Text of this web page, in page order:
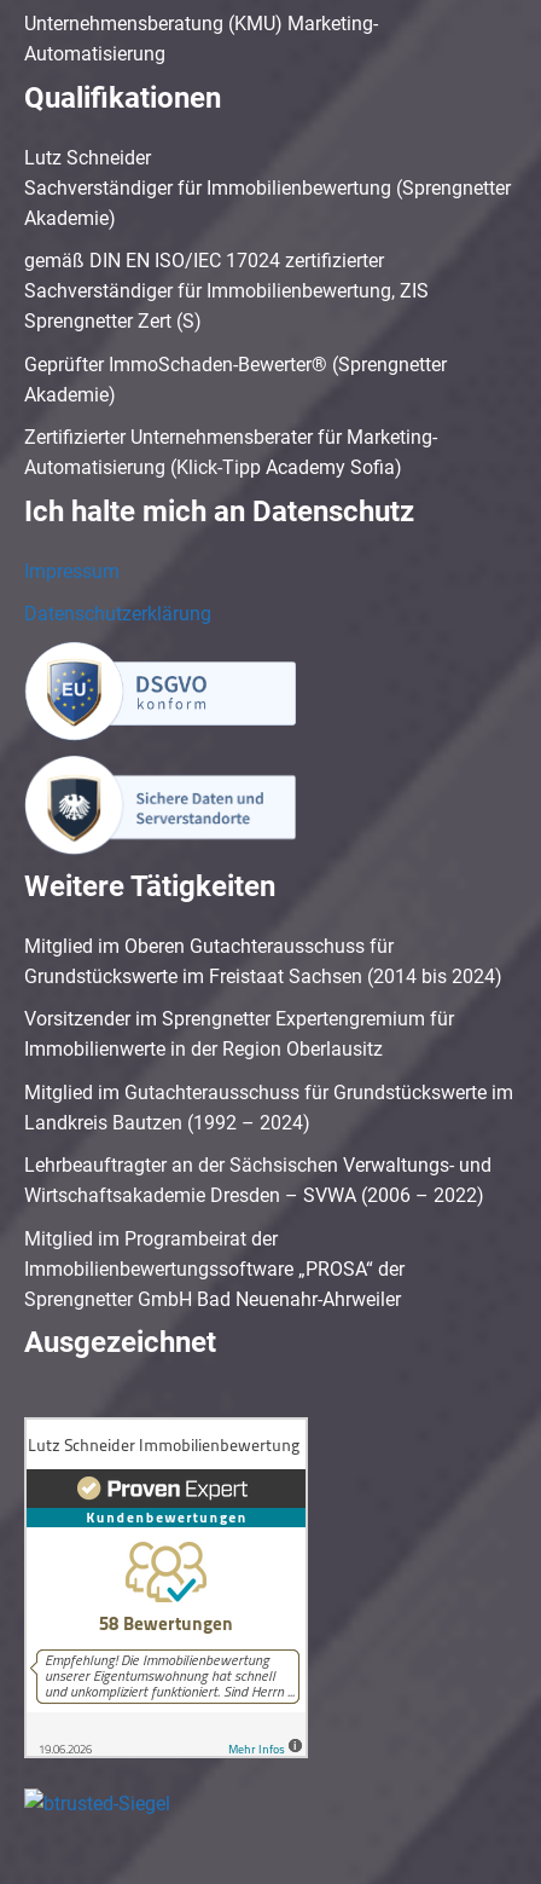
Unternehmensberatung (KMU) Marketing-
Automatisierung
Qualifikationen
Lutz Schneider
Sachverständiger für Immobilienbewertung (Sprengnetter
Akademie)
gemäß DIN EN ISO/IEC 17024 zertifizierter
Sachverständiger für Immobilienbewertung, ZIS
Sprengnetter Zert (S)
Geprüfter ImmoSchaden-Bewerter® (Sprengnetter
Akademie)
Zertifizierter Unternehmensberater für Marketing-
Automatisierung (Klick-Tipp Academy Sofia)
Ich halte mich an Datenschutz
Impressum
Datenschutzerklärung
Weitere Tätigkeiten
Mitglied im Oberen Gutachterausschuss für
Grundstückswerte im Freistaat Sachsen (2014 bis 2024)
Vorsitzender im Sprengnetter Expertengremium für
Immobilienwerte in der Region Oberlausitz
Mitglied im Gutachterausschuss für Grundstückswerte im
Landkreis Bautzen (1992 – 2024)
Lehrbeauftragter an der Sächsischen Verwaltungs- und
Wirtschaftsakademie Dresden – SVWA (2006 – 2022)
Mitglied im Programbeirat der
Immobilienbewertungssoftware „PROSA“ der
Sprengnetter GmbH Bad Neuenahr-Ahrweiler
Ausgezeichnet